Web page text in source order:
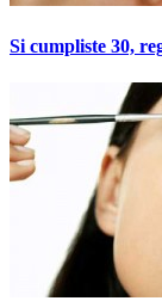
Si cumpliste 30,